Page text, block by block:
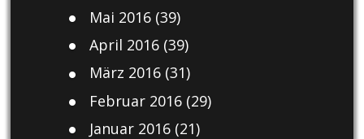
Mai 2016(39)
April 2016(39)
März 2016(31)
Februar 2016(29)
Januar 2016(21)